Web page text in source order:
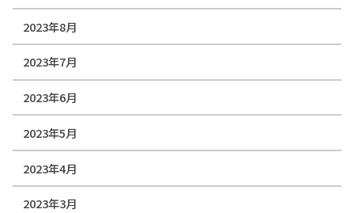
2023年8月
2023年7月
2023年6月
2023年5月
2023年4月
2023年3月